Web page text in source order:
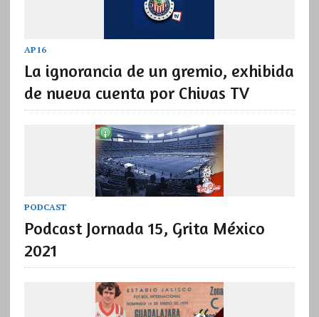
AP16
La ignorancia de un gremio, exhibida
de nueva cuenta por Chivas TV
PODCAST
Podcast Jornada 15, Grita México
2021